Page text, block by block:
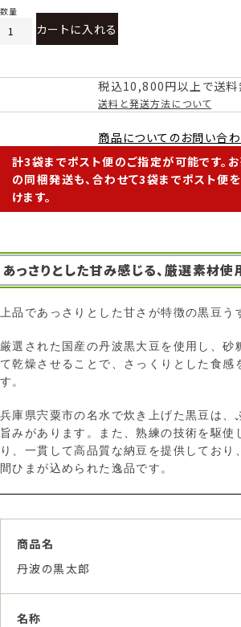
カートに入れる
税込10,800円以上で送料
送料と発送方法について
商品についてのお問い合
計3袋までポスト便のご指定が可能です。
の同梱発送も、合わせて3袋までポスト便
けます。
あっさりとした甘み感じる、厳選素材
上品であっさりとした甘さが特徴の黒豆う
厳選された国産の丹波黒大豆を使用し、砂
て乾燥させることで、さっくりとした食感
す。
兵庫県宍粟市の名水で炊き上げた黒豆は、
旨みがあります。また、熟練の技術を駆使
り、一貫して高品質な納豆を提供しており
間ひまが込められた逸品です。
商品名
丹波の黒太郎
名称